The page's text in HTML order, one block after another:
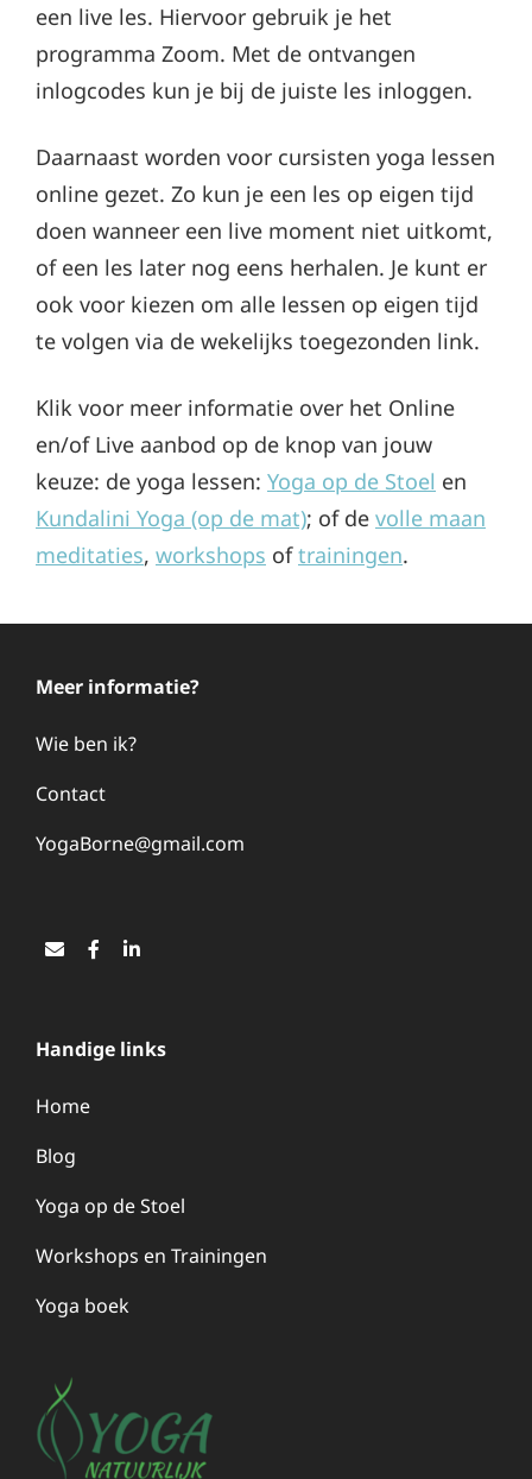
een live les. Hiervoor gebruik je het
programma Zoom. Met de ontvangen
inlogcodes kun je bij de juiste les inloggen.
Daarnaast worden voor cursisten yoga lessen
online gezet. Zo kun je een les op eigen tijd
doen wanneer een live moment niet uitkomt,
of een les later nog eens herhalen. Je kunt er
ook voor kiezen om alle lessen op eigen tijd
te volgen via de wekelijks toegezonden link.
Klik voor meer informatie over het Online
en/of Live aanbod op de knop van jouw
keuze: de yoga lessen: Yoga op de Stoel en
Kundalini Yoga (op de mat); of de volle maan
meditaties, workshops oftrainingen.
Meer informatie?
Wie ben ik?
Contact
YogaBorne@gmail.com
Email Facebook
LinkedIn
Handige links
Home
Blog
Yoga op de Stoel
Workshops en Trainingen
Yoga boek